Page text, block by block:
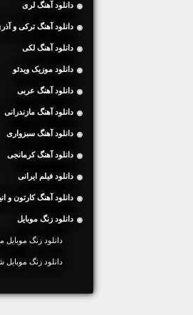
دانلود آهنگ لری
دانلود آهنگ ترکی و
دانلود آهنگ لکی
دانلود موزیک ویدئو
دانلود آهنگ عربی
دانلود آهنگ مازندرانی
دانلود آهنگ سبزواری
دانلود آهنگ کرمانجی
دانلود فیلم ایرانی
دانلود آهنگ کارتون و
دانلود زنگ موبایل
دانلود زنگ موبایل
دانلود زنگ موبایل